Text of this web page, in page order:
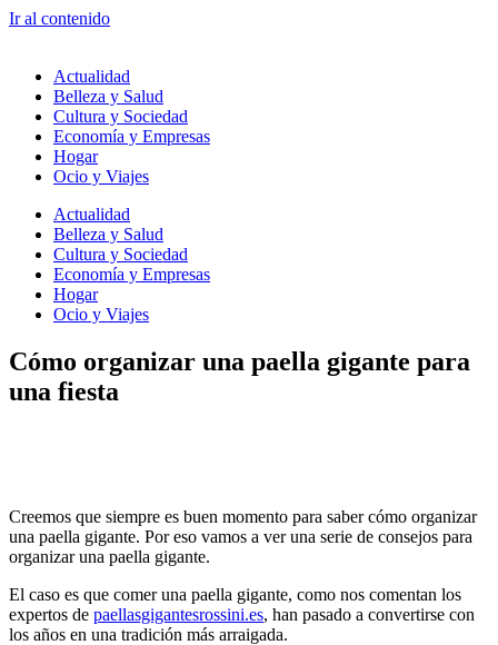
Ir al contenido
Actualidad
Belleza y Salud
Cultura y Sociedad
Economía y Empresas
Hogar
Ocio y Viajes
Actualidad
Belleza y Salud
Cultura y Sociedad
Economía y Empresas
Hogar
Ocio y Viajes
Cómo organizar una paella gigante para
una fiesta
Creemos que siempre es buen momento para saber cómo organizar
una paella gigante. Por eso vamos a ver una serie de consejos para
organizar una paella gigante.
El caso es que comer una paella gigante, como nos comentan los
expertos de paellasgigantesrossini.es, han pasado a convertirse con
los años en una tradición más arraigada.